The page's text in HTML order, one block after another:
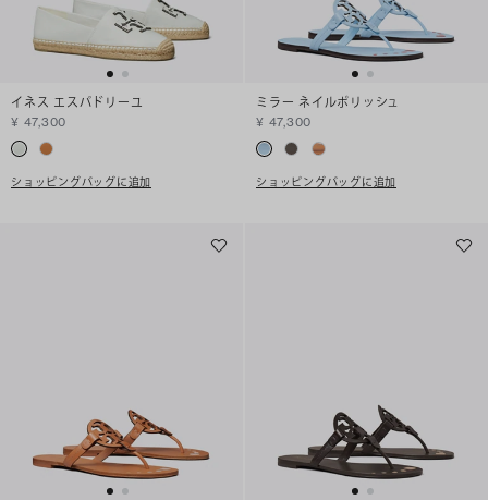
イネス エスパドリーユ
¥ 47,300
ショッピングバッグに追加
ミラー ネイルポリッシュ
¥ 47,300
ショッピングバッグに追加